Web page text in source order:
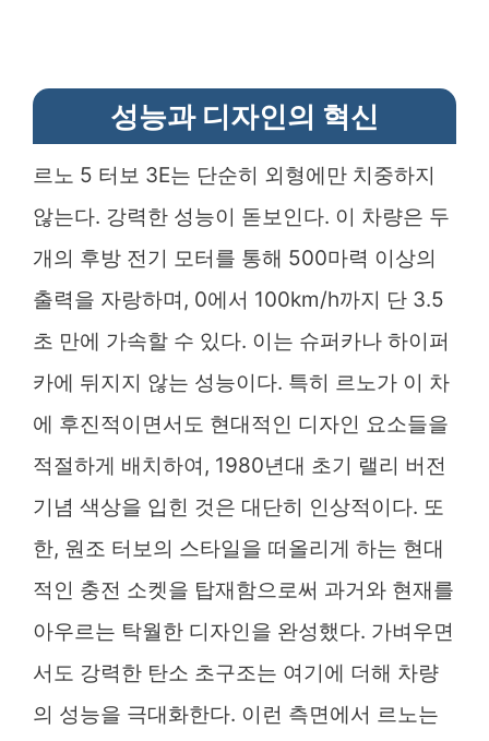
성능과 디자인의 혁신
르노 5 터보 3E는 단순히 외형에만 치중하지
않는다. 강력한 성능이 돋보인다. 이 차량은 두
개의 후방 전기 모터를 통해 500마력 이상의
출력을 자랑하며, 0에서 100km/h까지 단 3.5
초 만에 가속할 수 있다. 이는 슈퍼카나 하이퍼
카에 뒤지지 않는 성능이다. 특히 르노가 이 차
에 후진적이면서도 현대적인 디자인 요소들을
적절하게 배치하여, 1980년대 초기 랠리 버전
기념 색상을 입힌 것은 대단히 인상적이다. 또
한, 원조 터보의 스타일을 떠올리게 하는 현대
적인 충전 소켓을 탑재함으로써 과거와 현재를
아우르는 탁월한 디자인을 완성했다. 가벼우면
서도 강력한 탄소 초구조는 여기에 더해 차량
의 성능을 극대화한다. 이런 측면에서 르노는